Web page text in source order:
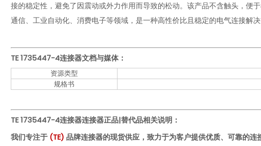
接的稳定性，避免了因震动或外力作用而导致的松动。该产品不含触头，便
通信、工业自动化、消费电子等领域，是一种高性价比且稳定的电气连接解决
TE 1735447-4连接器文档与媒体：
资源类型
规格书
TE 1735447-4连接器连接器正品|替代品相关说明：
我们专注于 (TE) 品牌连接器的现货供应，致力于为客户提供优质、可靠的